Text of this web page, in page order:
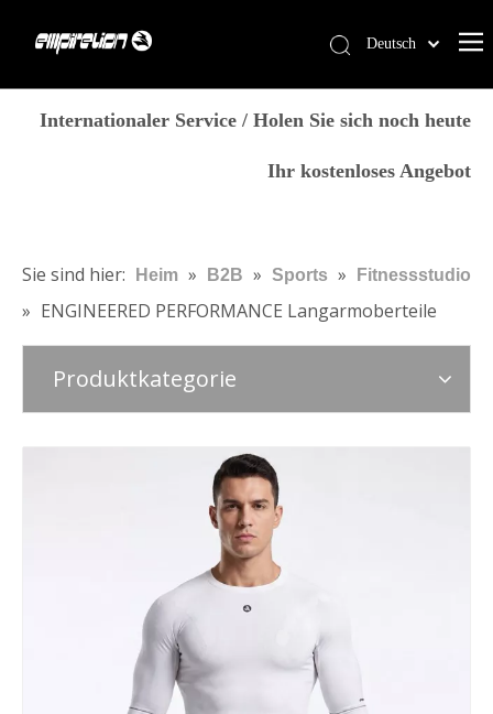
Blog
Kontaktiere uns
Deutsch
简体中文
Français
Português
Italiano
Internationaler Service / Holen Sie sich noch heute
Ihr kostenloses Angebot
Sie sind hier: Heim » B2B » Sports » Fitnessstudio
» ENGINEERED PERFORMANCE Langarmoberteile
Produktkategorie